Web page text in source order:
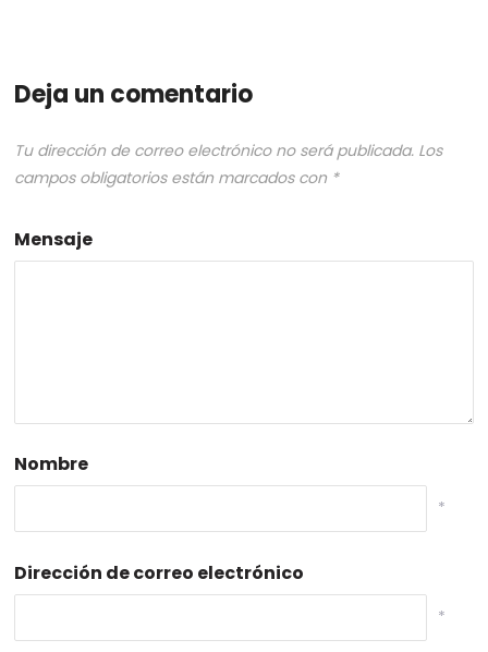
Deja un comentario
Tu dirección de correo electrónico no será publicada. Los
campos obligatorios están marcados con *
Mensaje
Nombre
*
Dirección de correo electrónico
*